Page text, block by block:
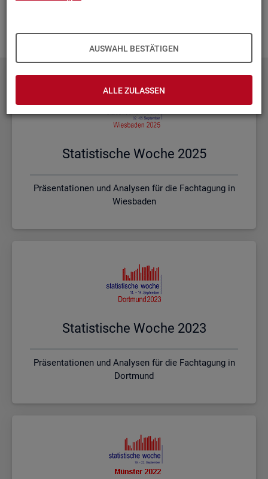
AUSWAHL BESTÄTIGEN
ALLE ZULASSEN
Sta­tis­ti­sche Woche 2025
Präsentationen und Analysen für die Fachtagung in
Wiesbaden
Sta­tis­ti­sche Woche 2023
Präsentationen und Analysen für die Fachtagung in
Dortmund